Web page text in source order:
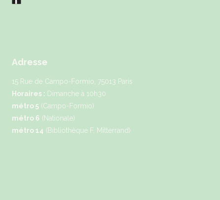
Adresse
15 Rue de Campo-Formio, 75013 Paris
Horaires : Dimanche à 10h30
métro 5 (Campo-Formio)
métro 6 (Nationale)
métro 14 (Bibliothèque F. Mitterrand)